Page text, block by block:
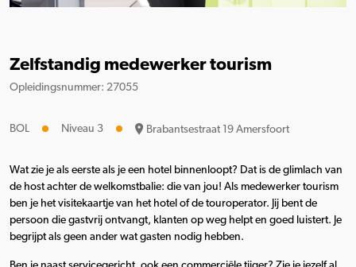
Zelfstandig medewerker tourism
Opleidingsnummer: 27055
BOL Niveau 3 Brabantsestraat 19 Amersfoort
Wat zie je als eerste als je een hotel binnenloopt? Dat is de glimlach van
de host achter de welkomstbalie: die van jou! Als medewerker tourism
ben je het visitekaartje van het hotel of de touroperator. Jij bent de
persoon die gastvrij ontvangt, klanten op weg helpt en goed luistert. Je
begrijpt als geen ander wat gasten nodig hebben.